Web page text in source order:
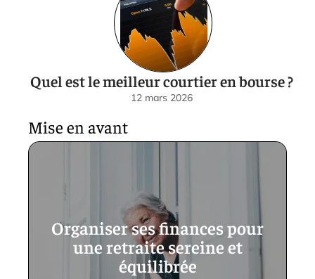
Quel est le meilleur courtier en bourse ?
12 mars 2026
Mise en avant
Organiser ses finances pour
une retraite sereine et
équilibrée